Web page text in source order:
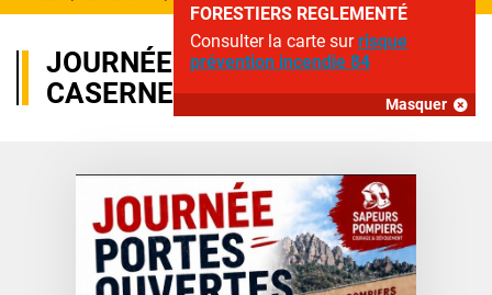
FORESTIERS REGLEMENTÉ
Consulter la carte surrisque
prévention incendie 84
Masquer
JOURNÉE PORTES OUVERTES
CASERNE LES DENTELLES